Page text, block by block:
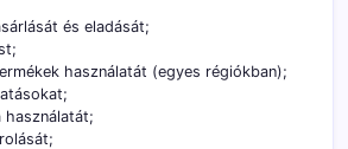
és eladását;
használatát (egyes régiókban);
használatát;